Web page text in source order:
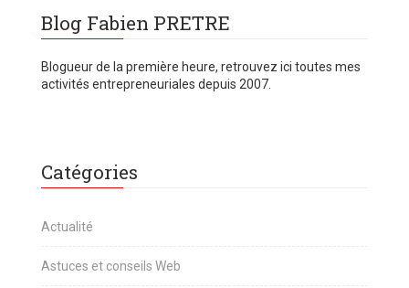
Blog Fabien PRETRE
Blogueur de la première heure, retrouvez ici toutes mes
activités entrepreneuriales depuis 2007.
Catégories
Actualité
Astuces et conseils Web